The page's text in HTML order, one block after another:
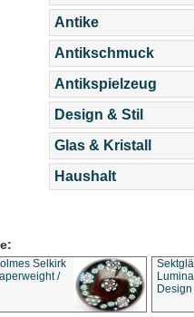
Antike
Antikschmuck
Antikspielzeug
Design & Stil
Glas & Kristall
Haushalt
Selkirk
/